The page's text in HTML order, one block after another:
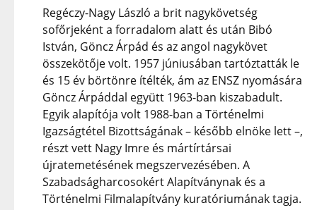
Regéczy-Nagy László a brit nagykövetség
sofőrjeként a forradalom alatt és után Bibó
István, Göncz Árpád és az angol nagykövet
összekötője volt. 1957 júniusában tartóztatták le
és 15 év börtönre ítélték, ám az ENSZ nyomására
Göncz Árpáddal együtt 1963-ban kiszabadult.
Egyik alapítója volt 1988-ban a Történelmi
Igazságtétel Bizottságának – később elnöke lett –,
részt vett Nagy Imre és mártírtársai
újratemetésének megszervezésében. A
Szabadságharcosokért Alapítványnak és a
Történelmi Filmalapítvány kuratóriumának tagja.